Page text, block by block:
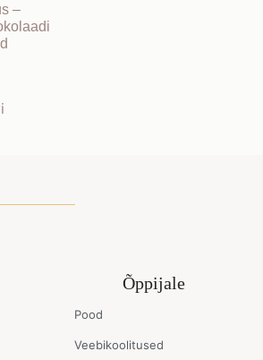
–
Õppijale
Pood
Veebikoolitused